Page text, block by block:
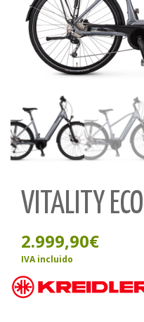
VITALITY
2.999,90€
IVA incluido